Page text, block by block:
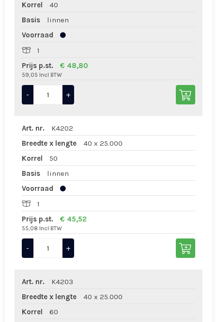
Korrel
40
Basis
linnen
Voorraad
1
Prijs p.st.
€ 48,80
59,05 Incl BTW
- +
Art. nr.
K4202
Breedte x lengte
40 x 25.000
Korrel
50
Basis
linnen
Voorraad
1
Prijs p.st.
€ 45,52
55,08 Incl BTW
- +
Art. nr.
K4203
Breedte x lengte
40 x 25.000
Korrel
60